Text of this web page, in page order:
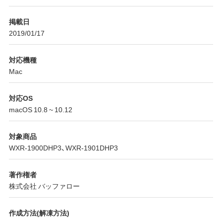
掲載日
2019/01/17
対応機種
Mac
対応OS
macOS 10.8 ~ 10.12
対象商品
WXR-1900DHP3、WXR-1901DHP3
著作権者
株式会社 バッファロー
作成方法(解凍方法)